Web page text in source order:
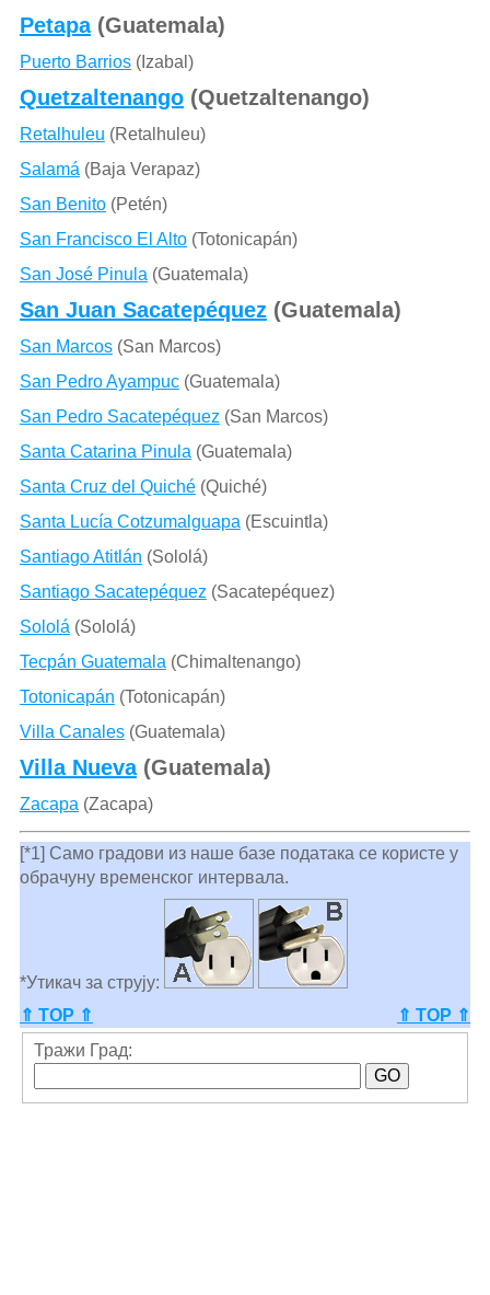
Petapa(Guatemala)
Puerto Barrios(Izabal)
Quetzaltenango(Quetzaltenango)
Retalhuleu (Retalhuleu)
Salamá (Baja Verapaz)
San Benito(Petén)
San Francisco El Alto(Totonicapán)
San José Pinula (Guatemala)
San Juan Sacatepéquez(Guatemala)
San Marcos(San Marcos)
San Pedro Ayampuc(Guatemala)
San Pedro Sacatepéquez (San Marcos)
Santa Catarina Pinula (Guatemala)
Santa Cruz del Quiché(Quiché)
Santa Lucía Cotzumalguapa (Escuintla)
Santiago Atitlán (Sololá)
Santiago Sacatepéquez (Sacatepéquez)
Sololá (Sololá)
Tecpán Guatemala (Chimaltenango)
Totonicapán (Totonicapán)
Villa Canales(Guatemala)
Villa Nueva(Guatemala)
Zacapa (Zacapa)
[*1] Само градови из наше базе података се користе у
обрачуну временског интервала.
*Утикач за струју:
⇑ TOP ⇑
⇑ TOP ⇑
Тражи Град: